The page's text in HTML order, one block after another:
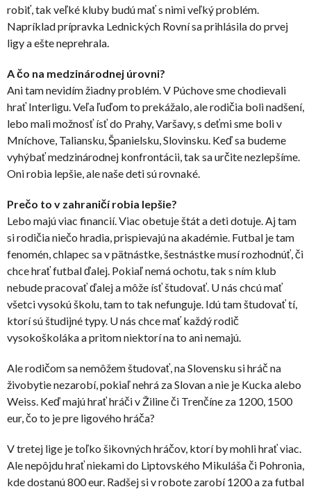
robiť, tak veľké kluby budú mať s nimi veľký problém.
Napríklad prípravka Lednických Rovní sa prihlásila do prvej
ligy a ešte neprehrala.
A čo na medzinárodnej úrovni?
Ani tam nevidím žiadny problém. V Púchove sme chodievali
hrať Interligu. Veľa ľuďom to prekážalo, ale rodičia boli nadšení,
lebo mali možnosť ísť do Prahy, Varšavy, s deťmi sme boli v
Mníchove, Taliansku, Španielsku, Slovinsku. Keď sa budeme
vyhýbať medzinárodnej konfrontácii, tak sa určite nezlepšíme.
Oni robia lepšie, ale naše deti sú rovnaké.
Prečo to v zahraničí robia lepšie?
Lebo majú viac financií. Viac obetuje štát a deti dotuje. Aj tam
si rodičia niečo hradia, prispievajú na akadémie. Futbal je tam
fenomén, chlapec sa v pätnástke, šestnástke musí rozhodnúť, či
chce hrať futbal ďalej. Pokiaľ nemá ochotu, tak s ním klub
nebude pracovať ďalej a môže ísť študovať. U nás chcú mať
všetci vysokú školu, tam to tak nefunguje. Idú tam študovať tí,
ktorí sú študijné typy. U nás chce mať každý rodič
vysokoškoláka a pritom niektorí na to ani nemajú.
Ale rodičom sa nemôžem študovať, na Slovensku si hráč na
živobytie nezarobí, pokiaľ nehrá za Slovan a nie je Kucka alebo
Weiss. Keď majú hrať hráči v Žiline či Trenčíne za 1200, 1500
eur, čo to je pre ligového hráča?
V tretej lige je toľko šikovných hráčov, ktorí by mohli hrať viac.
Ale nepôjdu hrať niekami do Liptovského Mikuláša či Pohronia,
kde dostanú 800 eur. Radšej si v robote zarobí 1200 a za futbal